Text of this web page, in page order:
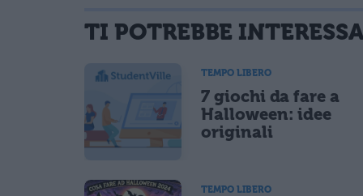
informativa privacy
. Pubblicando questo commento dai il consenso
Ho letto e acconsento l'informativasulla privacy
Acconsento all'uso dei miei dati da parte di terzi per
CONFERMA E PUBBLICA
TI POTREBBE
TEMPO LIBERO
7 giochi da fare a
Halloween: idee
originali
TEMPO LIBERO